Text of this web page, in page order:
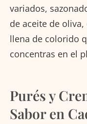
variados,
de aceite de
llena de colorido
concentras en el
Purés y
Sabor en